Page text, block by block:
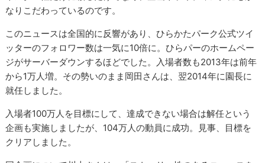
なりこだわっているのです。
このニュースは全国的に反響があり、ひらかたパーク公式ツイ
ッターのフォロワー数は一気に10倍に。ひらパーのホームペー
ジがサーバーダウンするほどでした。入場者数も2013年は前年
から1万人増。その勢いのまま岡田さんは、翌2014年に園長に
就任しました。
入場者100万人を目標にして、達成できない場合は解任という
企画も実施しましたが、 104万人の動員に成功。見事、目標を
クリアしました。